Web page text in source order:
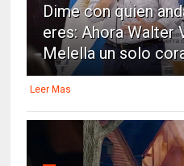
Dime con quien
eres: Ahora Walter
Melella un solo
Leer Mas